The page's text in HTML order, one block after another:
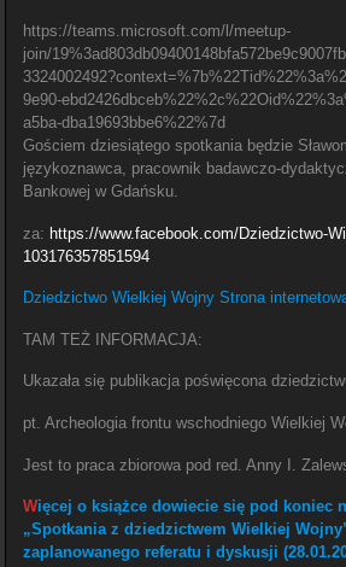
https://teams.microsoft.com/l/meetup-
join/
9e90-
a5ba-dba19693bbe6%22%7d
Gościem dziesiątego spotkania będzie
językoznawca, pracownik badawczo-
Bankowej w Gdańsku.
za: https://www.facebook.com/Dziedzictwo-
103176357851594
Dziedzictwo Wielkiej Wojny Strona
TAM TEŻ INFORMACJA:
Ukazała się publikacja poświęcona
pt. Archeologia frontu wschodniego Wielkiej
Jest to praca zbiorowa pod red. Anny I.
Więcej o książce dowiecie się pod koniec
„Spotkania z dziedzictwem Wielkiej
zaplanowanego referatu i dyskusji